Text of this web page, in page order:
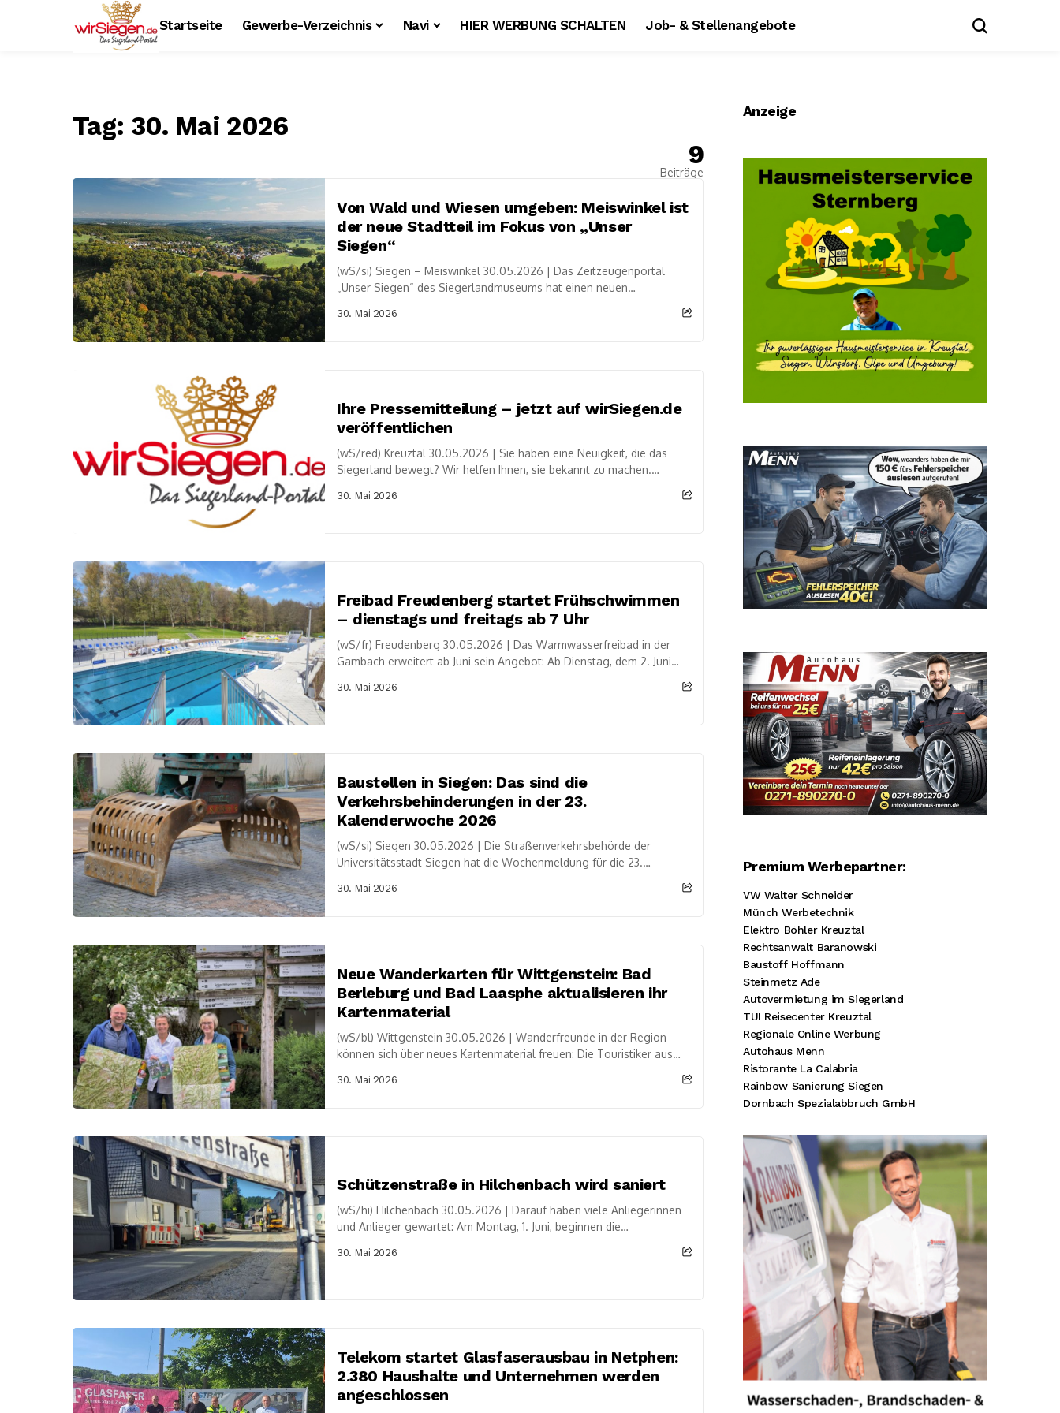
Startseite Gewerbe-Verzeichnis Navi HIER WERBUNG SCHALTEN Job- & Stellenangebote
Tag: 30. Mai 2026
9
Beiträge
Von Wald und Wiesen umgeben: Meiswinkel ist
der neue Stadtteil im Fokus von „Unser
Siegen“
(wS/si) Siegen – Meiswinkel 30.05.2026 | Das Zeitzeugenportal
„Unser Siegen“ des Siegerlandmuseums hat einen neuen
nördlichsten...
30. Mai 2026
Ihre Pressemitteilung – jetzt auf wirSiegen.de
veröffentlichen
(wS/red) Kreuztal 30.05.2026 | Sie haben eine Neuigkeit, die das
Siegerland bewegt? Wir helfen Ihnen, sie bekannt zu machen.
30. Mai 2026
Freibad Freudenberg startet Frühschwimmen
– dienstags und freitags ab 7 Uhr
(wS/fr) Freudenberg 30.05.2026 | Das Warmwasserfreibad in der
Gambach erweitert ab Juni sein Angebot: Ab Dienstag, dem 2. Juni
30. Mai 2026
Baustellen in Siegen: Das sind die
Verkehrsbehinderungen in der 23.
Kalenderwoche 2026
(wS/si) Siegen 30.05.2026 | Die Straßenverkehrsbehörde der
Universitätsstadt Siegen hat die Wochenmeldung für die 23.
es...
30. Mai 2026
Neue Wanderkarten für Wittgenstein: Bad
Berleburg und Bad Laasphe aktualisieren ihr
Kartenmaterial
(wS/bl) Wittgenstein 30.05.2026 | Wanderfreunde in der Region
können sich über neues Kartenmaterial freuen: Die Touristiker aus
30. Mai 2026
Schützenstraße in Hilchenbach wird saniert
(wS/hi) Hilchenbach 30.05.2026 | Darauf haben viele Anliegerinnen
und Anlieger gewartet: Am Montag, 1. Juni, beginnen die
30. Mai 2026
Telekom startet Glasfaserausbau in Netphen:
2.380 Haushalte und Unternehmen werden
angeschlossen
Anzeige
Premium Werbepartner:
VW Walter Schneider
Münch Werbetechnik
Elektro Böhler Kreuztal
Rechtsanwalt Baranowski
Baustoff Hoffmann
Steinmetz Ade
Autovermietung im Siegerland
TUI Reisecenter Kreuztal
Regionale Online Werbung
Autohaus Menn
Ristorante La Calabria
Rainbow Sanierung Siegen
Dornbach Spezialabbruch GmbH